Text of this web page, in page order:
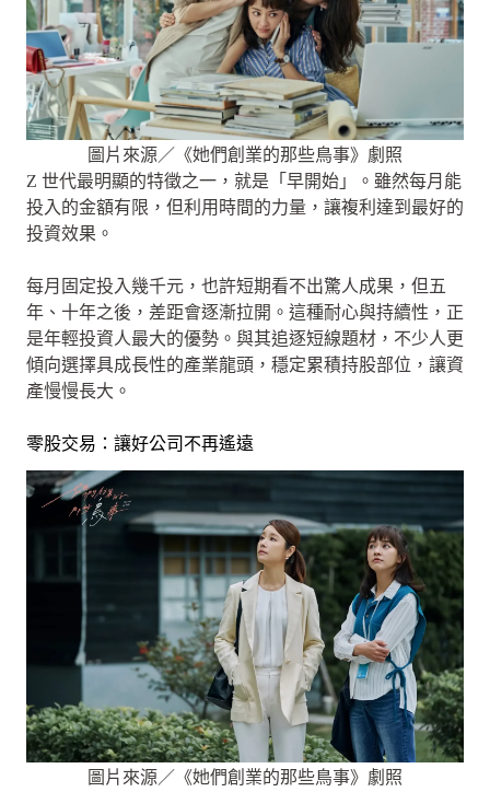
圖片來源／《她們創業的那些鳥事》劇照
Z 世代最明顯的特徵之一，就是「早開始」。雖然每月能
投入的金額有限，但利用時間的力量，讓複利達到最好的
投資效果。
每月固定投入幾千元，也許短期看不出驚人成果，但五
年、十年之後，差距會逐漸拉開。這種耐心與持續性，正
是年輕投資人最大的優勢。與其追逐短線題材，不少人更
傾向選擇具成長性的產業龍頭，穩定累積持股部位，讓資
產慢慢長大。
零股交易：讓好公司不再遙遠
圖片來源／《她們創業的那些鳥事》劇照